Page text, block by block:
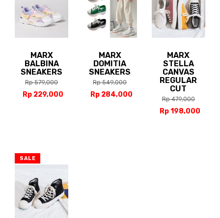
MARX
BALBINA
SNEAKERS
Rp 579,000
Rp 229,000
MARX
DOMITIA
SNEAKERS
Rp 549,000
Rp 284,000
MARX
STELLA
CANVAS
REGULAR
CUT
Rp 479,000
Rp 198,000
SALE